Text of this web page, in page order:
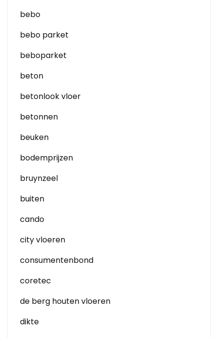
bebo
bebo parket
beboparket
beton
betonlook vloer
betonnen
beuken
bodemprijzen
bruynzeel
buiten
cando
city vloeren
consumentenbond
coretec
de berg houten vloeren
dikte